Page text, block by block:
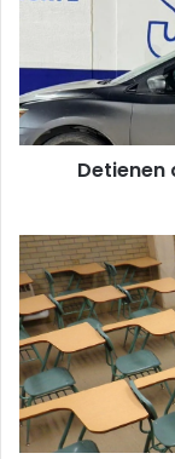
investigan
por
secuestro
y
Detienen
SEP
adelanta
vacaciones
de
verano
en
10
estados